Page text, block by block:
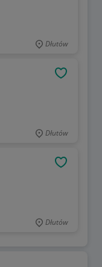
Dłutów
Dłutów
Dłutów